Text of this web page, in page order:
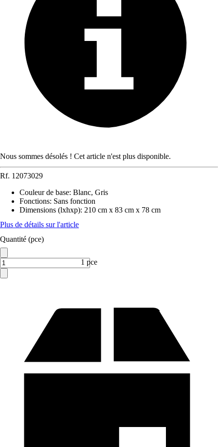
Nous sommes désolés ! Cet article n'est plus disponible.
Rf. 12073029
Couleur de base: Blanc, Gris
Fonctions: Sans fonction
Dimensions (lxhxp): 210 cm x 83 cm x 78 cm
Plus de détails sur l'article
Quantité (pce)
1 pce